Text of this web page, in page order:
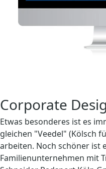
Corporate
Etwas besonderes ist es
gleichen "Veedel" (Kölsch
arbeiten. Noch schöner ist
Familienunternehmen mit